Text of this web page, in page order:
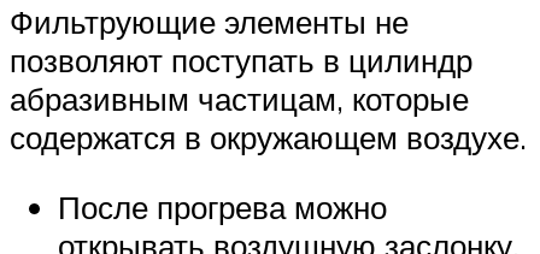
Фильтрующие элементы не
позволяют поступать в цилиндр
абразивным частицам, которые
содержатся в окружающем воздухе.
После прогрева можно
открывать воздушную заслонку.